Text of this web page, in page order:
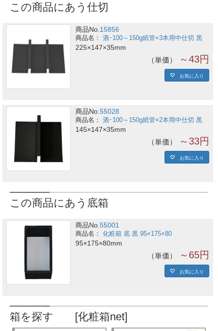
この商品にあう仕切
商品No. 15856
酒･100～150g紙管×3本用中仕切 黒
225×147×35mm
単価 ～43円
お気に入り
商品No.55028
酒･100～150g紙管×2本用中仕切 黒
145×147×35mm
単価 ～33円
お気に入り
この商品にあう底箱
商品No.55001
化粧箱 底 黒 95×175×80
95×175×80mm
単価 ～65円
お気に入り
箱を探す [化粧箱net]